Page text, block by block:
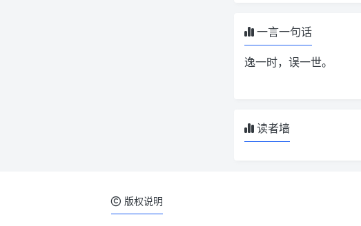
一言一句话
逸一时，误一世。
读者墙
版权说明